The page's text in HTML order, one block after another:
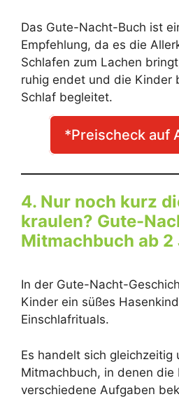
Das Gute-Nacht-Buch ist
Empfehlung, da es die
Schlafen zum Lachen
ruhig endet und die Kinder
Schlaf begleitet.
*Preischeck auf
4. Nur noch kurz
kraulen? Gute-
Mitmachbuch ab 2
In der Gute-Nacht-
Kinder ein süßes
Einschlafrituals.
Es handelt sich gleichzeitig
Mitmachbuch, in denen die
verschiedene Aufgaben